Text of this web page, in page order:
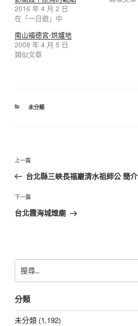
2016 年 4 月 2 日
在「一日遊」中
南山福德宮-烘爐地
2008 年 4 月 5 日
類似文章
分
未分類
文
導
覽
上
一
文
章
上一篇
台北縣三峽長福巖清水祖師公 簡介
下
一
下一篇
台北霞海城煌廟
尋
鍵
字:
分類
未分類 (1,192)